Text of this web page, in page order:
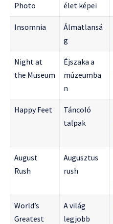
Photo
élet képei
Insomnia
Álmatlansá
g
Night at
the Museum
Éjszaka a
múzeumba
n
Happy Feet
Táncoló
talpak
August
Rush
Augusztus
rush
World’s
Greatest
A világ
legjobb